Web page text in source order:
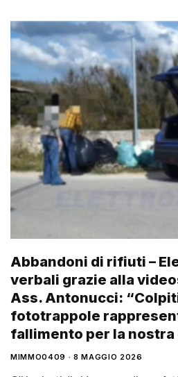
Abbandoni di rifiuti –
verbali grazie alla
Ass. Antonucci:
fototrappole
fallimento per la nostra
MIMMO0409 8 MAGGIO 2026